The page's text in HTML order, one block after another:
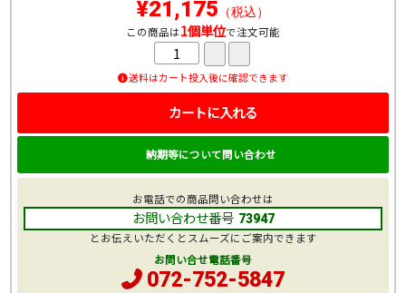
¥21,175 （税込）
この商品は1個単位で注文可能
送料はカート投入後に確認できます
カートに入れる
納期等について問い合わせ
お電話での商品問い合わせは
お問い合わせ番号 73947
とお伝えいただくとスムーズにご案内できます
お問い合せ電話番号
072-752-5847